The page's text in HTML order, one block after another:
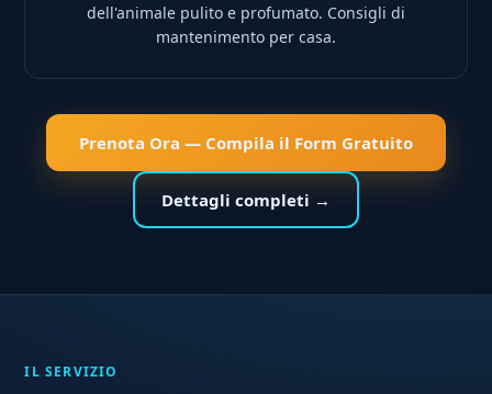
dell'animale pulito e profumato. Consigli di
mantenimento per casa.
Prenota Ora — Compila il Form Gratuito
Dettagli completi →
IL SERVIZIO